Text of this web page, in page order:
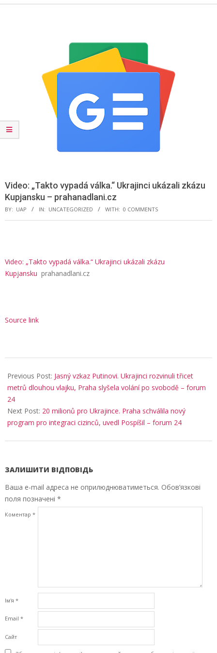
Video: „Takto vypadá válka.“ Ukrajinci ukázali zkázu
Kupjansku – prahanadlani.cz
BY: UAP IN: UNCATEGORIZED WITH: 0 COMMENTS
Video: „Takto vypadá válka.“ Ukrajinci ukázali zkázu
Kupjansku prahanadlani.cz
Source link
01-
27
Previous Post: Jasný vzkaz Putinovi. Ukrajinci rozvinuli třicet
metrů dlouhou vlajku, Praha slyšela volání po svobodě – forum
24
Next Post: 20 milionů pro Ukrajince. Praha schválila nový
program pro integraci cizinců, uvedl Pospíšil – forum 24
ЗАЛИШИТИ ВІДПОВІДЬ
Ваша e-mail адреса не оприлюднюватиметься. Обов’язкові
поля позначені *
Коментар *
Ім'я *
Email *
Сайт